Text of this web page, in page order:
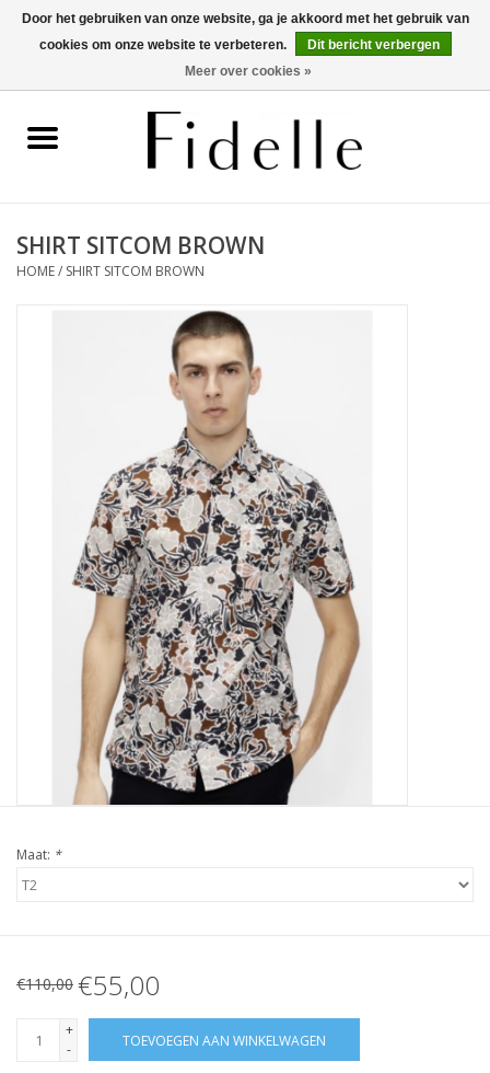
0 Artikelen - €0,00
SHIRT SITCOM BROWN
HOME/ SHIRT SITCOM BROWN
Maat: *
€110,00 €55,00
+
-
TOEVOEGEN AAN WINKELWAGEN
Door het gebruiken van onze website, ga je akkoord met het gebruik van
cookies om onze website te verbeteren.
Dit bericht verbergen
Meer over cookies »